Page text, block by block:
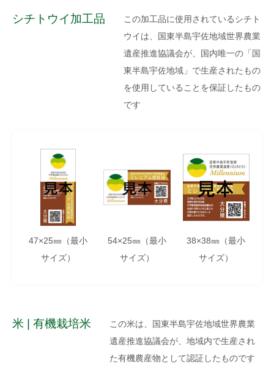
シチトウイ加工品
この加工品に使用されているシチト
ウイは、国東半島宇佐地域世界農業
遺産推進協議会が、国内唯一の「国
東半島宇佐地域」で生産されたもの
を使用していることを保証したもの
です
47×25㎜（最小
サイズ）
54×25㎜（最小
サイズ）
38×38㎜（最小
サイズ）
米 | 有機栽培米
この米は、国東半島宇佐地域世界農業
遺産推進協議会が、地域内で生産され
た有機農産物として認証したものです